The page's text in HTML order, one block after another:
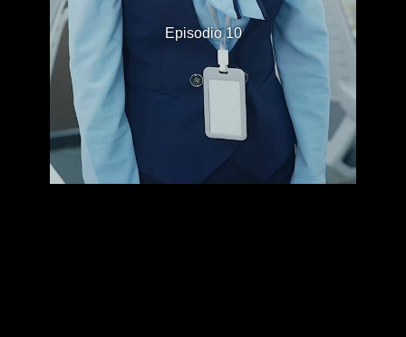
Episodio 10